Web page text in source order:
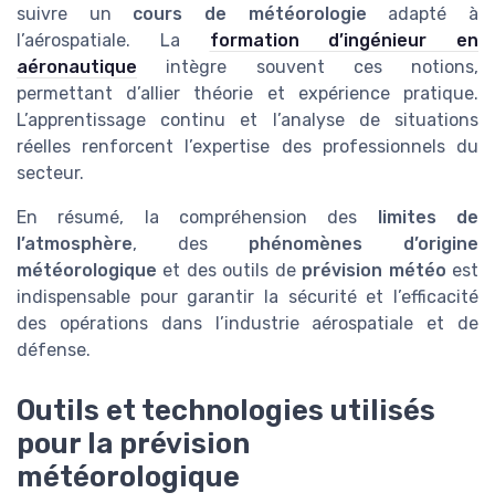
suivre un cours de météorologie adapté à
l’aérospatiale. La formation d’ingénieur en
aéronautique intègre souvent ces notions,
permettant d’allier théorie et expérience pratique.
L’apprentissage continu et l’analyse de situations
réelles renforcent l’expertise des professionnels du
secteur.
En résumé, la compréhension des
limites de
l’atmosphère, des phénomènes d’origine
météorologique et des outils de prévision météo est
indispensable pour garantir la sécurité et l’efficacité
des opérations dans l’industrie aérospatiale et de
défense.
Outils et technologies utilisés
pour la prévision
météorologique